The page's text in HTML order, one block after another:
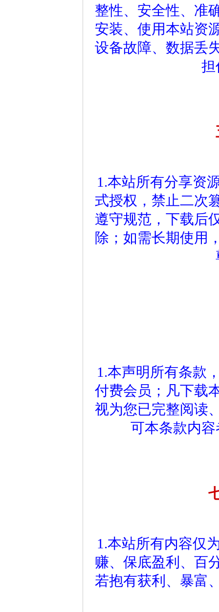
整性、安全性、准
安装、使用本站资
设备故障、数据丢
担
1.本站所有分享资
式授权，禁止二次
遵守规范，下载后
除；如需长期使用
1.本声明所有条款
付费会员；凡下载
视为您已完整阅读
可本条款内
1.本站所有内容仅
赚、保底盈利、百
若抱有获利、暴富